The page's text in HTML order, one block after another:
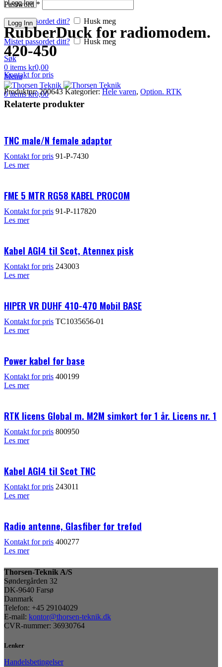
Logg Inn
Mistet passordet ditt? Husk meg
Password *
Logg Inn
Mistet passordet ditt?
Husk meg
Søk
0 items kr0,00
Menu
0items kr0,00
RubberDuck for radiomodem.
420-450
Kontakt for pris
Produktnr:200643Kategorier: Hele varen, Option. RTK
Relaterte produkter
TNC male/N female adaptor
Kontakt for pris 91-P-7430
Les mer
FME 5 MTR RG58 KABEL PROCOM
Kontakt for pris 91-P-117820
Les mer
Kabel AGI4 til Scot, Atennex pisk
Kontakt for pris 243003
Les mer
HIPER VR DUHF 410-470 Mobil BASE
Kontakt for pris TC1035656-01
Les mer
Power kabel for base
Kontakt for pris 400199
Les mer
RTK licens Global m. M2M simkort for 1 år. Licens nr. 1
Kontakt for pris 800950
Les mer
Kabel AGI4 til Scot TNC
Kontakt for pris 243011
Les mer
Radio antenne, Glasfiber for trefod
Kontakt for pris 400277
Les mer
Thorsen-Teknik A/S
Søndergården 32
DK-9640 Farsø
Danmark
Telefon: +45 29104029
E-mail: kontor@thorsen-teknik.dk
CVR-nummer: 36930764
Lenker
Handelsbetingelser